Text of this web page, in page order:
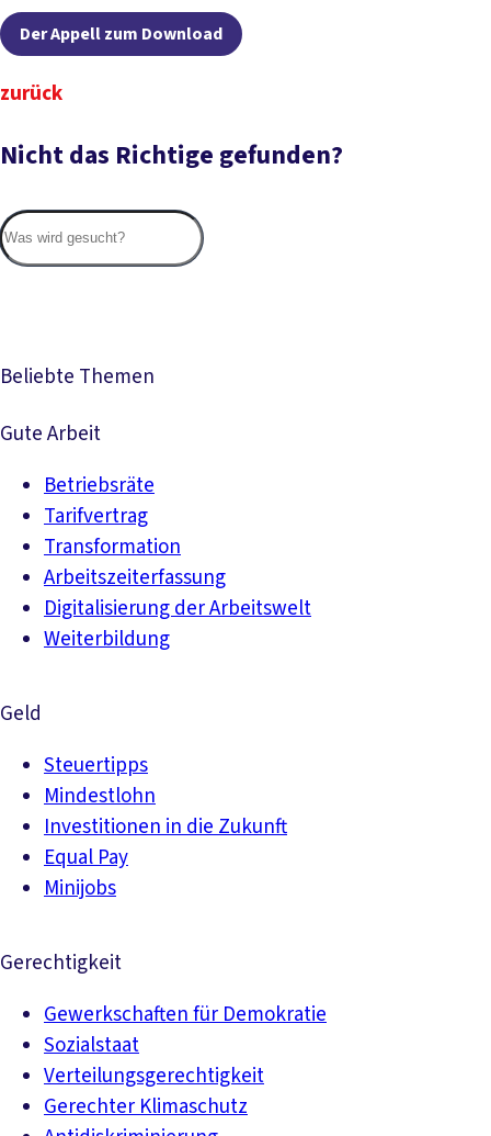
Der Appell zum Download
zurück
Nicht das Richtige gefunden?
Beliebte Themen
Gute Arbeit
Betriebsräte
Tarifvertrag
Transformation
Arbeitszeiterfassung
Digitalisierung der Arbeitswelt
Weiterbildung
Geld
Steuertipps
Mindestlohn
Investitionen in die Zukunft
Equal Pay
Minijobs
Gerechtigkeit
Gewerkschaften für Demokratie
Sozialstaat
Verteilungsgerechtigkeit
Gerechter Klimaschutz